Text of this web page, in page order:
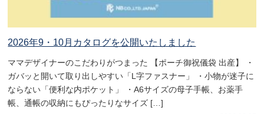
2026年9・10月カタログを公開いたしました
ママデザイナーのこだわりがつまった 【ポーチ御祝儀袋 出産】 ・
ガバッと開いて取り出しやすい「L字ファスナー」 ・小物が迷子に
ならない「便利な内ポケット」 ・A6サイズの母子手帳、お薬手
帳、通帳の収納にもぴったりなサイズ […]